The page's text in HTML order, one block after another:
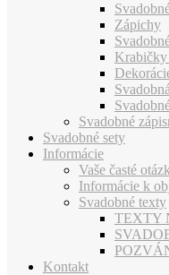
Zápichy
Krabičky
Svadobné
Svadobné sety
Informácie
Vaše časté
Informácie k
Svadobné texty
TEXTY
Kontakt